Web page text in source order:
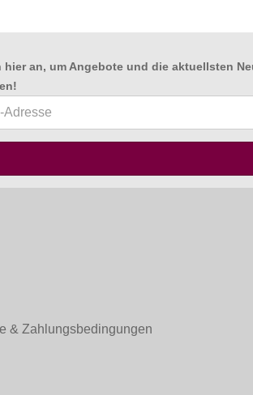
hier an, um Angebote und die aktuellsten
!
& Zahlungsbedingungen